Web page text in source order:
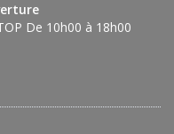
De 10h00 à 18h00